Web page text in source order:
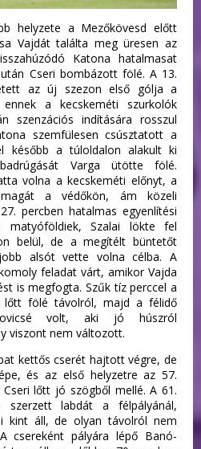
helyzete a Mezőkövesd előtt
Vajdát találta meg üresen az
Katona hatalmasat
Cseri bombázott fölé. A 13.
az új szezon első gólja a
a kecskeméti szurkolók
szenzációs indítására rosszul
szemfülesen csúsztatott a
később a túloldalon alakult ki
Varga ütötte fölé.
volna a kecskeméti előnyt, a
a védőkön, ám közeli
percben hatalmas egyenlítési
matyóföldiek, Szalai lökte fel
belül, de a megítélt büntetőt
alsót vette volna célba. A
feladat várt, amikor Vajda
is megfogta. Szűk tíz perccel a
lőtt fölé távolról, majd a félidő
volt, aki jó húszról
viszont nem változott.
kettős cserét hajtott végre, de
és az első helyzetre az 57.
lőtt jó szögből mellé. A 61.
szerzett labdát a félpályánál,
kint áll, de olyan távolról nem
csereként pályára lépő Banó-